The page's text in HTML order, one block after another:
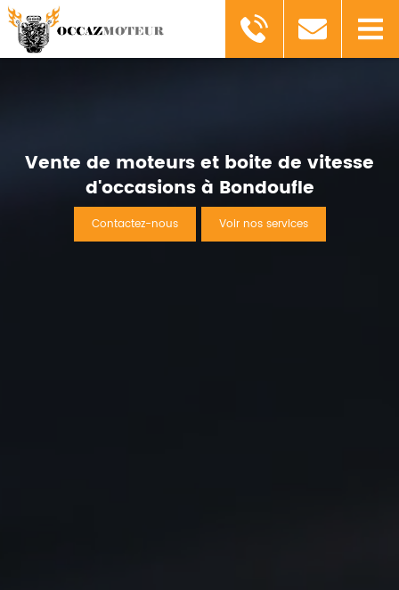
Vente de moteurs et boite de vitesse
d'occasions à Bondoufle
Contactez-nous Voir nos services